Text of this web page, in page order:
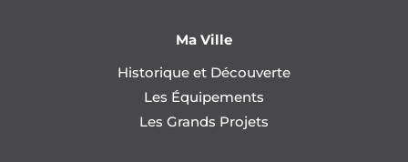
Ma Ville
Historique et Découverte
Les Équipements
Les Grands Projets